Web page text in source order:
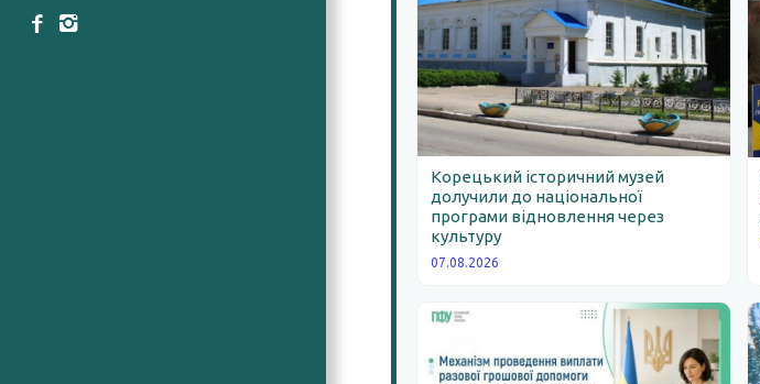
Корецький історичний музей
долучили до національної
програми відновлення через
культуру
07.08.2026